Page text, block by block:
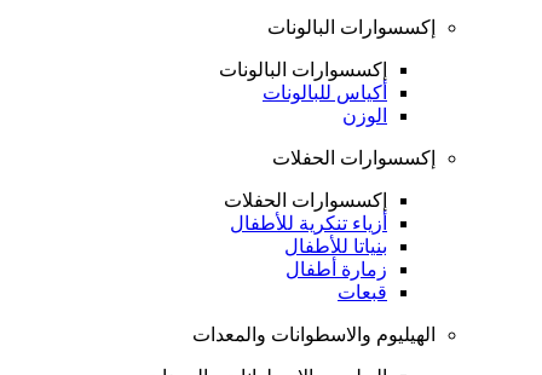
إكسسوارات البالونات
إكسسوارات البالونات
أكياس للبالونات
الوزن
إكسسوارات الحفلات
إكسسوارات الحفلات
أزياء تنكرية للأطفال
بنياتا للأطفال
زمارة أطفال
قبعات
الهيليوم والاسطوانات والمعدات